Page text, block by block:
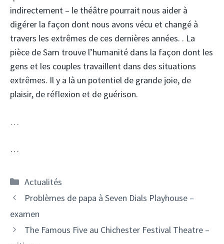
indirectement – le théâtre pourrait nous aider à
digérer la façon dont nous avons vécu et changé à
travers les extrêmes de ces dernières années. . La
pièce de Sam trouve l’humanité dans la façon dont les
gens et les couples travaillent dans des situations
extrêmes. Il y a là un potentiel de grande joie, de
plaisir, de réflexion et de guérison.
…
…
Catégories
Actualités
Problèmes de papa à Seven Dials Playhouse –
examen
The Famous Five au Chichester Festival Theatre –